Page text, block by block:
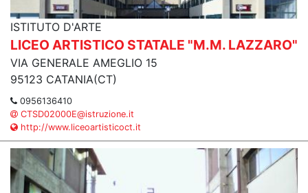
ISTITUTO D'ARTE
LICEO ARTISTICO STATALE "M.M. LAZZARO"
VIA GENERALE AMEGLIO 15
95123 CATANIA(CT)
0956136410
CTSD02000E@istruzione.it
http://www.liceoartisticoct.it